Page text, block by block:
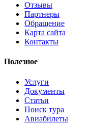
Отзывы
Партнеры
Обращение
Карта сайта
Контакты
Полезное
Услуги
Документы
Статьи
Поиск тура
Авиабилеты